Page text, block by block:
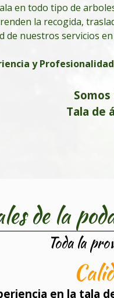
en todo tipo de
la recogida,
de nuestros servicios
y
Tala de
de la
Toda la
en la tala